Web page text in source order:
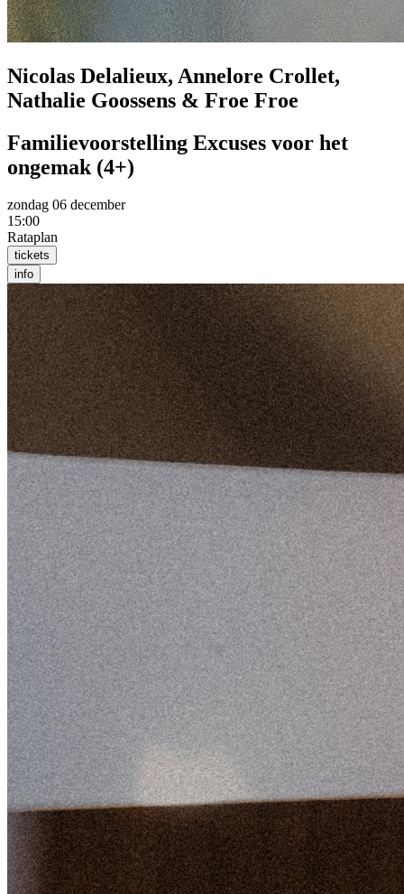
Nicolas Delalieux, Annelore Crollet,
Nathalie Goossens & Froe Froe
Familievoorstelling Excuses voor het
ongemak (4+)
zondag 06 december
15:00
Rataplan
tickets
info